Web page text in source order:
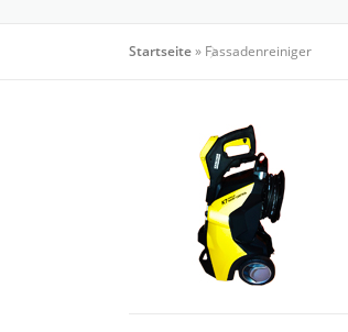
Startseite» Fassadenreiniger